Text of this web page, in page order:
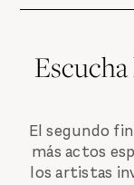
El segundo
más actos
los artistas